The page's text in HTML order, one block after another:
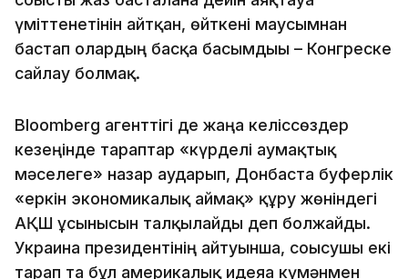
үміттенетінін айтқан, өйткені маусымнан
бастап олардың басқа басымдығы – Конгреске
сайлау болмақ.
Bloomberg агенттігі де жаңа келіссөздер
кезеңінде тараптар «күрделі аумақтық
мәселеге» назар аударып, Донбаста буферлік
«еркін экономикалық аймақ» құру жөніндегі
АҚШ ұсынысын талқылайды деп болжайды.
Украина президентінің айтуынша, соғысушы екі
тарап та бұл америкалық идеяға күмәнмен